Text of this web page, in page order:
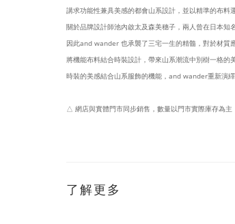
講求功能性兼具美感的都會山系設計，並以精準的布料
關於品牌設計師池內啟太及森美穗子，兩人曾在日本知
因此and wander 也承襲了三宅一生的精髓，對於材質
將機能布料結合時裝設計，帶來山系潮流中別樹一格的
時裝的美感結合山系服飾的機能，and wander重新演
△ 網店與實體門市同步銷售，數量以門市實際庫存為主
了解更多